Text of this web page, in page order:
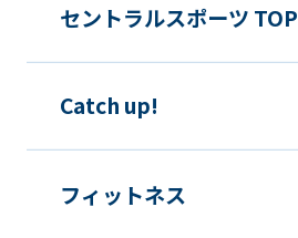
セントラルスポーツ TOP
Catch up!
フィットネス